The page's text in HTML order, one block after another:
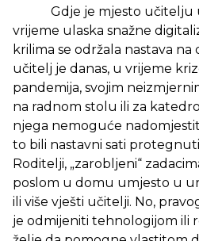
Gdje je mjesto učitelju u
vrijeme ulaska snažne
krilima se održala nastava na
učitelj je danas, u vrijeme
pandemija, svojim
na radnom stolu ili za
njega nemoguće
to bili nastavni sati
Roditelji, „zarobljeni“
poslom u domu umjesto u
ili više vješti učitelji. No,
je odmijeniti tehnologijom ili